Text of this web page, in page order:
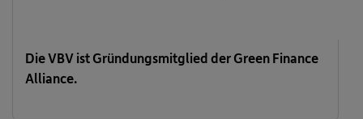
Die VBV ist Gründungsmitglied der Green Finance
Alliance.